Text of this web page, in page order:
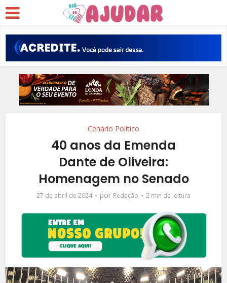
Cenário Político
40 anos da Emenda
Dante de Oliveira:
Homenagem no Senado
27 de abril de 2024 por Redação 2 min de leitura